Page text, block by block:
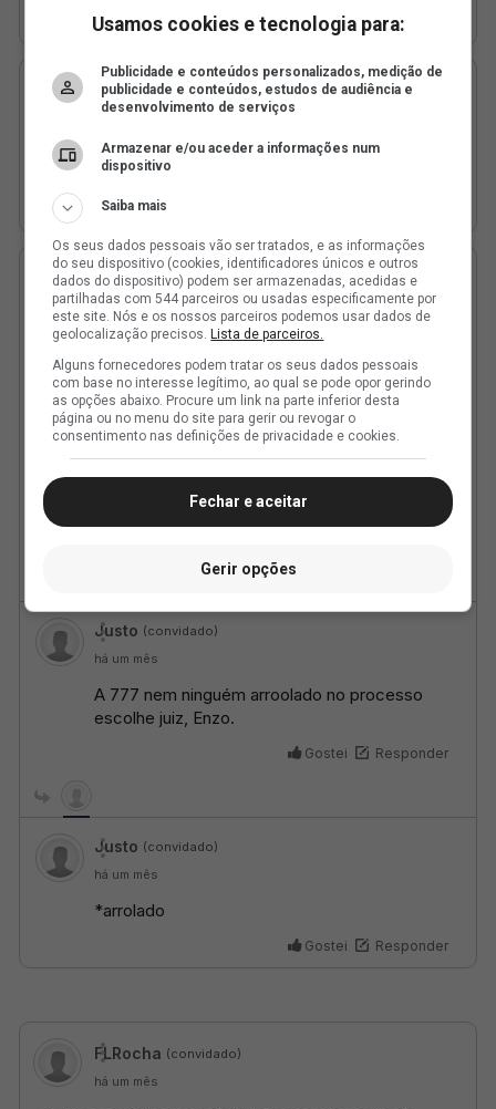
Usamos cookies e tecnologia para:
Publicidade e conteúdos personalizados, medição de
publicidade e conteúdos, estudos de audiência e
desenvolvimento de serviços
Armazenar e/ou aceder a informações num
dispositivo
Saiba mais
Os seus dados pessoais vão ser tratados, e as informações
do seu dispositivo (cookies, identificadores únicos e outros
dados do dispositivo) podem ser armazenadas, acedidas e
partilhadas com 544 parceiros ou usadas especificamente por
este site. Nós e os nossos parceiros podemos usar dados de
geolocalização precisos. Lista de parceiros.
Alguns fornecedores podem tratar os seus dados pessoais
com base no interesse legítimo, ao qual se pode opor gerindo
as opções abaixo. Procure um link na parte inferior desta
página ou no menu do site para gerir ou revogar o
consentimento nas definições de privacidade e cookies.
Fechar e aceitar
Gerir opções